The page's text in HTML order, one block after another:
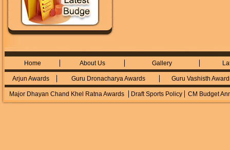
Home About Us Gallery
Arjun Awards Guru Dronacharya Awards Guru Vashisth
Major Dhayan Chand Khel Ratna Awards Draft Sports Policy CM Budget